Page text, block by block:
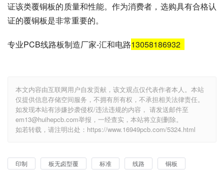
证该类覆铜板的质量和性能。作为消费者，选购具有合格认
证的覆铜板是非常重要的。
专业PCB线路板制造厂家-汇和电路13058186932
本文内容由互联网用户自发贡献，该文观点仅代表作者本人。本站
仅提供信息存储空间服务，不拥有所有权，不承担相关法律责任。
如发现本站有涉嫌抄袭侵权/违法违规的内容， 请发送邮件至
em13@huihepcb.com举报，一经查实，本站将立刻删除。
如若转载，请注明出处：https://www.16949pcb.com/5324.html
印制 板无卤型覆 标准 线路 铜板